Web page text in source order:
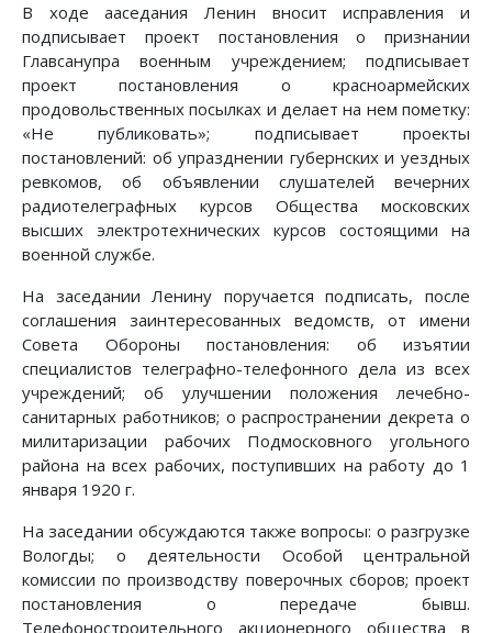
В ходе ааседания Ленин вносит исправления и
подписывает проект постановления о признании
Главсанупра военным учреждением; подписывает
проект постановления о красноармейских
продовольственных посылках и делает на нем пометку:
«Не публиковать»; подписывает проекты
постановлений: об упразднении губернских и уездных
ревкомов, об объявлении слушателей вечерних
радиотелеграфных курсов Общества московских
высших электротехнических курсов состоящими на
военной службе.
На заседании Ленину поручается подписать, после
соглашения заинтересованных ведомств, от имени
Совета Обороны постановления: об изъятии
специалистов телеграфно-телефонного дела из всех
учреждений; об улучшении положения лечебно-
санитарных работников; о распространении декрета о
милитаризации рабочих Подмосковного угольного
района на всех рабочих, поступивших на работу до 1
января 1920 г.
На заседании обсуждаются также вопросы: о разгрузке
Вологды; о деятельности Особой центральной
комиссии по производству поверочных сборов; проект
постановления о передаче бывш.
Телефоностроительного акционерного общества в